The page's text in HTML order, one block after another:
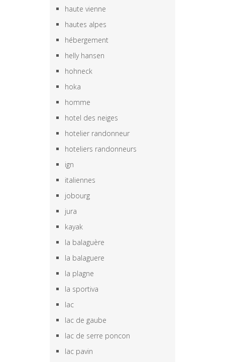
haute vienne
hautes alpes
hébergement
helly hansen
hohneck
hoka
homme
hotel des neiges
hotelier randonneur
hoteliers randonneurs
ign
italiennes
jobourg
jura
kayak
la balaguère
la balaguere
la plagne
la sportiva
lac
lac de gaube
lac de serre poncon
lac pavin